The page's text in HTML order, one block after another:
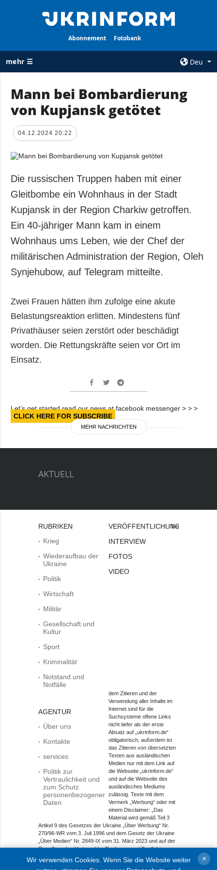
Abonnement Fotobank
mehr ☰
Deu
ALLE
RUBRIKEN
Krieg
der Ukraine
Politik
Wirtschaft
Militär
Gesellschaft und
Kultur
Notstand und
AGENTUR
services
Vertraulichkeit
und zum Schutz
Daten
ZUSÄTZLICH
Veröffentlichungen
Interview
Fotos
LEISTUNGEN
Abonnement
Fotobank
Mann bei Bombardierung
von Kupjansk getötet
04.12.2024 20:22
Die russischen Truppen haben mit einer
Gleitbombe ein Wohnhaus in der Stadt
Kupjansk in der Region Charkiw getroffen.
Ein 40-jähriger Mann kam in einem
Wohnhaus ums Leben, wie der Chef der
militärischen Administration der Region, Oleh
Synjehubow, auf Telegram mitteilte.
Zwei Frauen hätten ihm zufolge eine akute
Belastungsreaktion erlitten. Mindestens fünf
Privathäuser seien zerstört oder beschädigt
worden. Die Rettungskräfte seien vor Ort im
Einsatz.
Let’s get started read our news at facebook messenger > > >
CLICK HERE FOR SUBSCRIBE
MEHR NACHRICHTEN
AKTUELL
RUBRIKEN
Krieg
Wiederaufbau der
Ukraine
Politik
Wirtschaft
Militär
Gesellschaft und
Kultur
Sport
Kriminalität
Notstand und
Notfälle
AGENTUR
Über uns
Kontakte
services
Politik zur
Vertraulichkeit und
zum Schutz
personenbezogener
Daten
VERÖFFENTLICHUNGEN
INTERVIEW
FOTOS
VIDEO
Bei
dem Zitieren und der
Verwendung aller Inhalte im
Internet sind für die
Suchsysteme offene Links
nicht tiefer als der erste
Absatz auf „ukrinform.de“
obligatorisch, außerdem ist
das Zitieren von übersetzten
Texten aus ausländischen
Medien nur mit dem Link auf
die Webseite „ukrinform.de“
und auf die Webseite des
ausländisches Mediums
zulässig. Texte mit dem
Vermerk „Werbung“ oder mit
einem Disclaimer: „Das
Material wird gemäß Teil 3
Artikel 9 des Gesetzes der Ukraine „Über Werbung“ Nr.
270/96-WR vom 3. Juli 1996 und dem Gesetz der Ukraine
„Über Medien“ Nr. 2849-IX vom 31. März 2023 und auf der
Grundlage des Vertrags/der Rechnung veröffentlicht.
Objekt im Bereich Onlinemedien; Medien-ID R40-01421.
Wir verwenden Cookies. Wenn Sie die Website weiter
×